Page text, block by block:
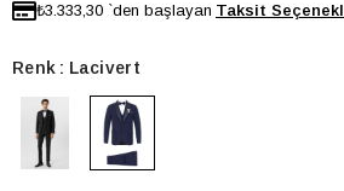
₺3.333,30 `den başlayan
Renk Lacivert